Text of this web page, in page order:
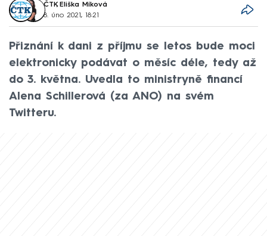
ČTK, Eliška Míková
8. úno 2021, 18:21
Přiznání k dani z příjmu se letos bude moci
elektronicky podávat o měsíc déle, tedy až
do 3. května. Uvedla to ministryně financí
Alena Schillerová (za ANO) na svém
Twitteru.